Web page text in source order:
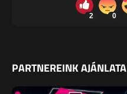
2 0
PARTNEREINK AJÁNLATA